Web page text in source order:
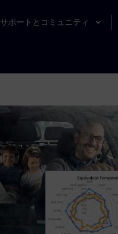
サポートとコミュニティ